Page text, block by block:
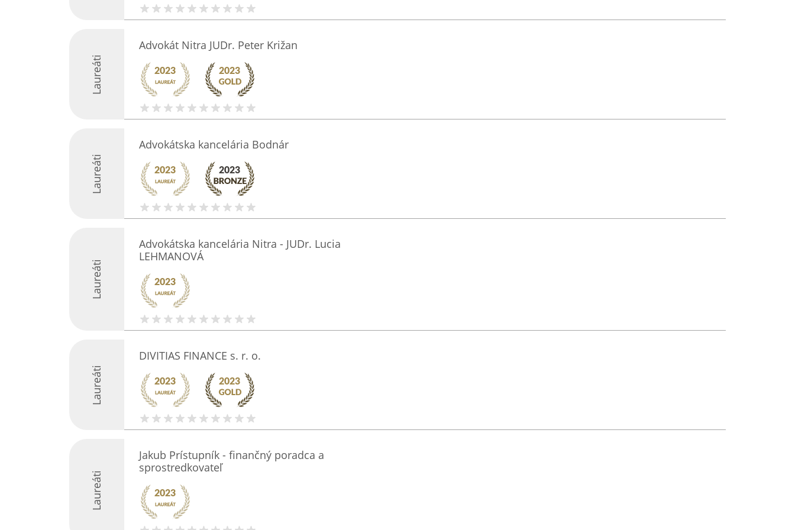
Laureáti
Advokát Nitra JUDr. Peter Križan
Laureáti
Advokátska kancelária Bodnár
Laureáti
Advokátska kancelária Nitra - JUDr. Lucia
LEHMANOVÁ
Laureáti
DIVITIAS FINANCE s. r. o.
Laureáti
Jakub Prístupník - finančný poradca a
sprostredkovateľ